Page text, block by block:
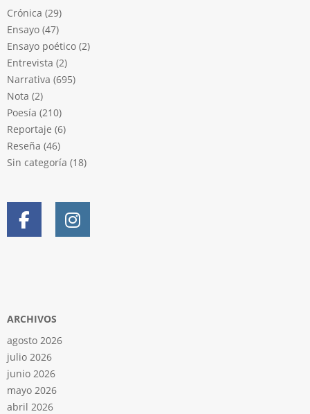
Crónica (29)
Ensayo (47)
Ensayo poético (2)
Entrevista (2)
Narrativa (695)
Nota (2)
Poesía (210)
Reportaje (6)
Reseña (46)
Sin categoría (18)
ARCHIVOS
agosto 2026
julio 2026
junio 2026
mayo 2026
abril 2026